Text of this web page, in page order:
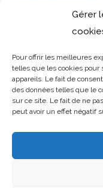
Gérer
Pour offrir les meilleures
telles que les cookies pour
appareils. Le fait de
des données telles que le
sur ce site. Le fait de ne
peut avoir un effet négatif